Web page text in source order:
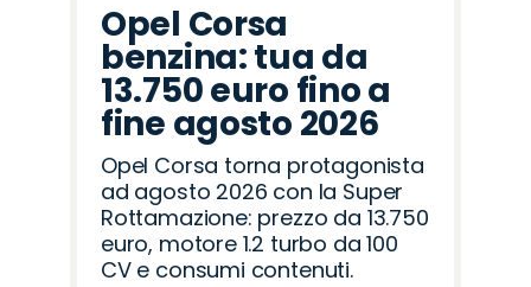
Opel Corsa
benzina: tua da
13.750 euro fino a
fine agosto 2026
Opel Corsa torna protagonista
ad agosto 2026 con la Super
Rottamazione: prezzo da 13.750
euro, motore 1.2 turbo da 100
CV e consumi contenuti.